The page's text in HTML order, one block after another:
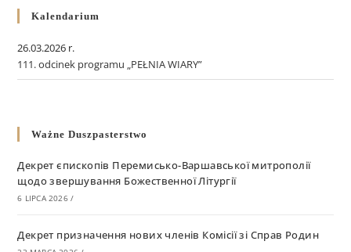
Kalendarium
26.03.2026 r.
111. odcinek programu „PEŁNIA WIARY”
Ważne Duszpasterstwo
Декрет єпископів Перемисько-Варшавської митрополії
щодо звершування Божественної Літургії
6 LIPCA 2026 /
Декрет призначення нових членів Комісії зі Справ Родин